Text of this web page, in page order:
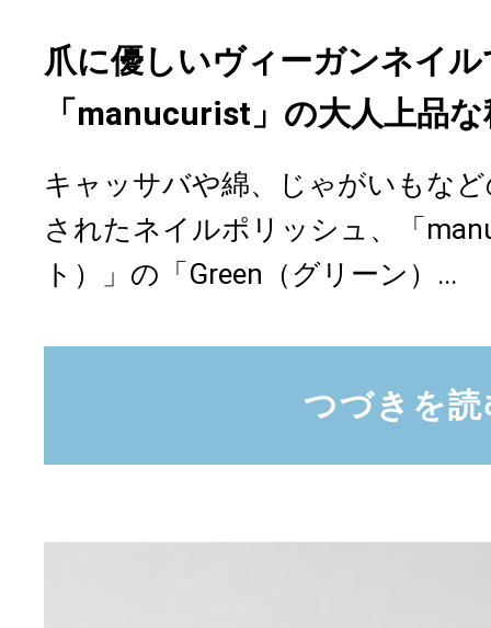
爪に優しいヴィーガンネイ
「manucurist」の大人上品
キャッサバや綿、じゃがいもな
されたネイルポリッシュ、「
ト）」の「Green（グリーン）...
つづきを読